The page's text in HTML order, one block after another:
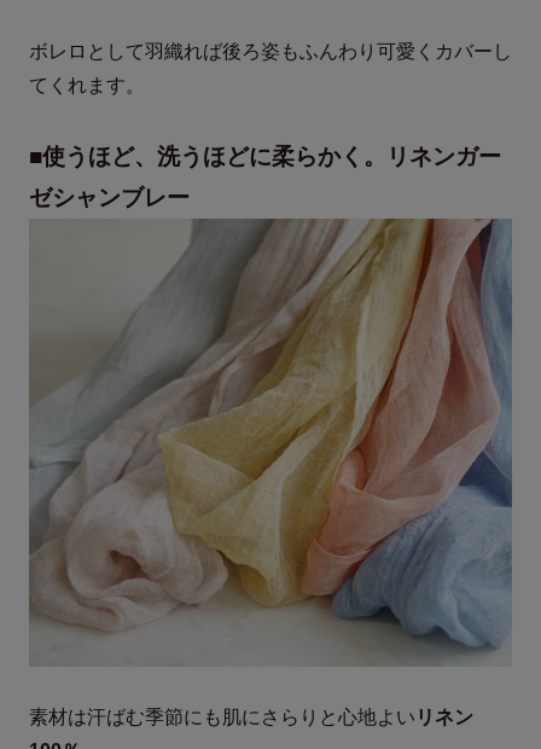
ボレロとして羽織れば後ろ姿もふんわり可愛くカバーし
てくれます。
■使うほど、洗うほどに柔らかく。リネンガー
ゼシャンブレー
素材は汗ばむ季節にも肌にさらりと心地よい リネン